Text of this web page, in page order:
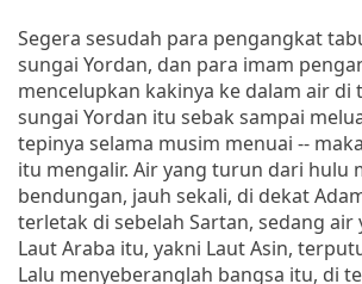
Segera sesudah para pengangkat
sungai Yordan, dan para imam
mencelupkan kakinya ke dalam air di
sungai Yordan itu sebak sampai
tepinya selama musim menuai --
itu mengalir. Air yang turun dari hulu
bendungan, jauh sekali, di dekat
terletak di sebelah Sartan, sedang
Laut Araba itu, yakni Laut Asin,
Lalu menyeberanglah bangsa itu, di